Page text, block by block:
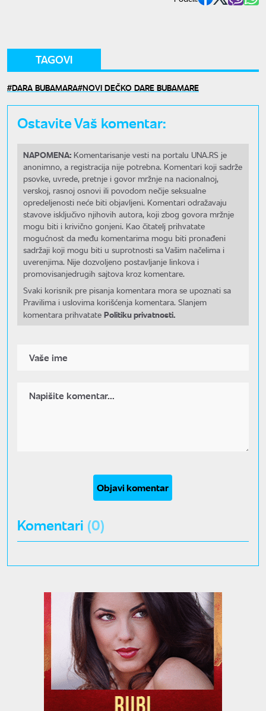
TAGOVI
DARA BUBAMARA NOVI DEČKO DARE BUBAMARE
Ostavite Vaš komentar:
NAPOMENA: Komentarisanje vesti na portalu UNA.RS je
anonimno, a registracija nije potrebna. Komentari koji sadrže
psovke, uvrede, pretnje i govor mržnje na nacionalnoj,
verskoj, rasnoj osnovi ili povodom nečije seksualne
opredeljenosti neće biti objavljeni. Komentari odražavaju
stavove isključivo njihovih autora, koji zbog govora mržnje
mogu biti i krivično gonjeni. Kao čitatelj prihvatate
mogućnost da među komentarima mogu biti pronađeni
sadržaji koji mogu biti u suprotnosti sa Vašim načelima i
uverenjima. Nije dozvoljeno postavljanje linkova i
promovisanjedrugih sajtova kroz komentare.
Svaki korisnik pre pisanja komentara mora se upoznati sa
Pravilima i uslovima korišćenja komentara. Slanjem
komentara prihvatate Politiku privatnosti.
Objavi komentar
Komentari (0)